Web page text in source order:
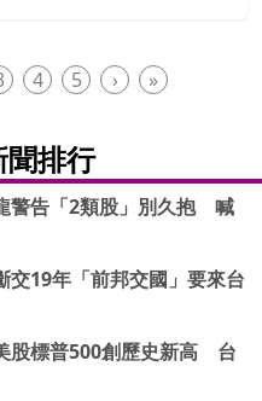
4 5 › »
排行
警告「2類股」別久抱 喊
交19年「前邦交國」要來台
股標普500創歷史新高 台